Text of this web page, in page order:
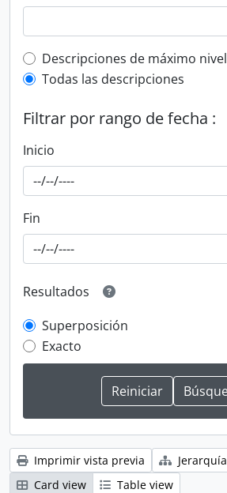
Top-level description filter
Descripciones de máximo nivel
Todas las descripciones
Filtrar por rango de fecha :
Inicio
Fin
Resultados
Superposición
Exacto
Imprimir vista previa
Jerarquía
Card view
Table view